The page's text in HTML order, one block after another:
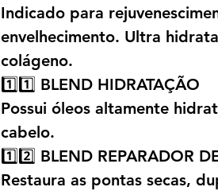
Indicado para
envelhecimento. Ultra
colágeno.
1️⃣1️⃣ BLEND HIDRATAÇÃO
Possui óleos altamente
cabelo.
1️⃣2️⃣ BLEND REPARADOR
Restaura as pontas secas,